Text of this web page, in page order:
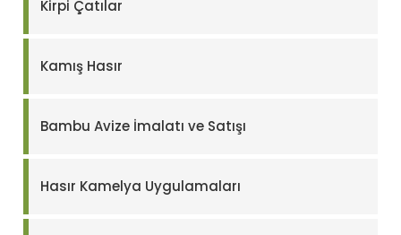
Kirpi Çatılar
Kamış Hasır
Bambu Avize İmalatı ve Satışı
Hasır Kamelya Uygulamaları